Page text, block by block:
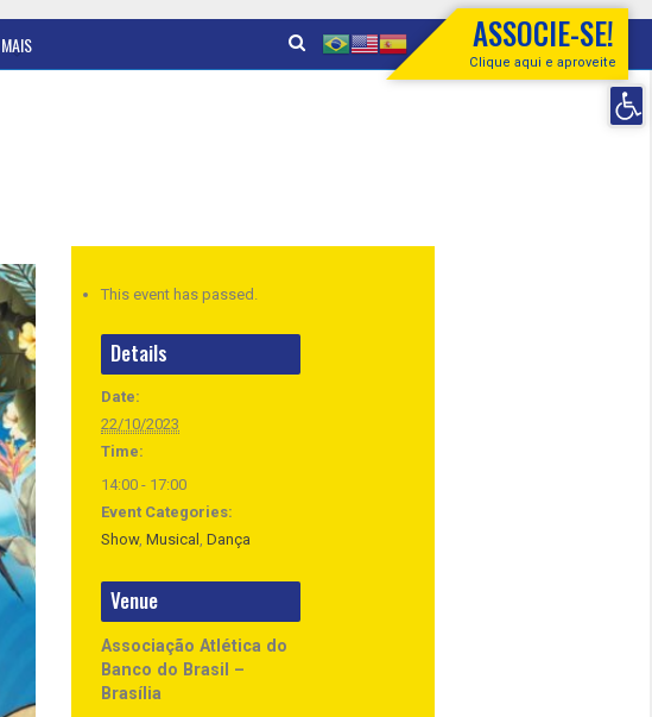
MAIS ASSOCIE-SE!
Clique aqui e aproveite
This event has passed.
Details
Date:
22/10/2023
Time:
14:00 - 17:00
Event Categories:
Show, Musical , Dança
Venue
Associação Atlética do
Banco do Brasil –
Brasília